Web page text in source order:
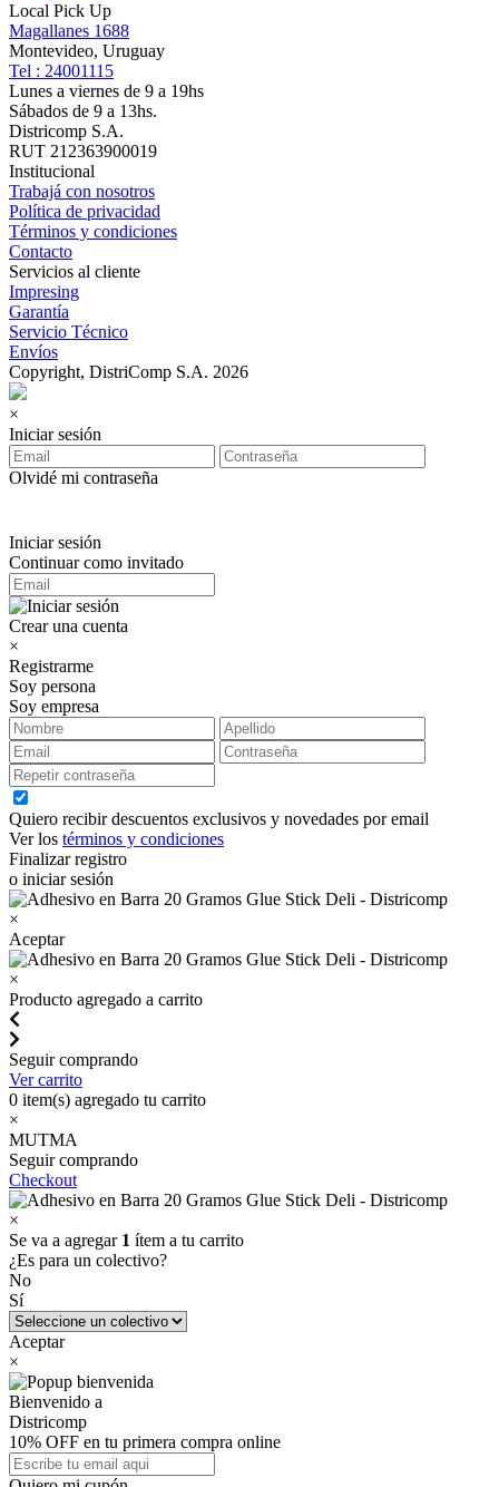
Local Pick Up
Magallanes 1688
Montevideo, Uruguay
Tel : 24001115
Lunes a viernes de 9 a 19hs
Sábados de 9 a 13hs.
Districomp S.A.
RUT 212363900019
Institucional
Trabajá con nosotros
Política de privacidad
Términos y condiciones
Contacto
Servicios al cliente
Impresing
Garantía
Servicio Técnico
Envíos
Copyright, DistriComp S.A. 2026
×
Iniciar sesión
Olvidé mi contraseña
Iniciar sesión
Continuar como invitado
Crear una cuenta
×
Registrarme
Soy persona
Soy empresa
Quiero recibir descuentos exclusivos y novedades por email
Ver los términos y condiciones
Finalizar registro
o iniciar sesión
×
Aceptar
×
Producto agregado a carrito
Seguir comprando
Ver carrito
0 item(s) agregado tu carrito
×
MUTMA
Seguir comprando
Checkout
×
Se va a agregar 1 ítem a tu carrito
¿Es para un colectivo?
No
Sí
Aceptar
×
Bienvenido a
Districomp
10% OFF en tu primera compra online